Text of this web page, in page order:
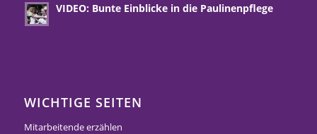
VIDEO: Bunte Einblicke in die Paulinenpflege
WICHTIGE SEITEN
Mitarbeitende erzählen